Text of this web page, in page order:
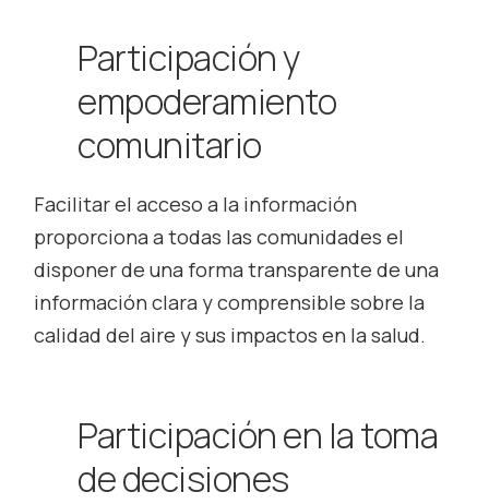
Participación y
empoderamiento
comunitario
Facilitar el acceso a la información
proporciona a todas las comunidades el
disponer de una forma transparente de una
información clara y comprensible sobre la
calidad del aire y sus impactos en la salud.
Participación en la toma
de decisiones